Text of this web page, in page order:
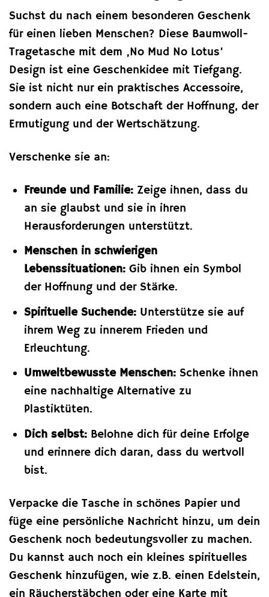
Suchst du nach einem besonderen Geschenk
für einen lieben Menschen? Diese Baumwoll-
Tragetasche mit dem ‚No Mud No Lotus‘
Design ist eine Geschenkidee mit Tiefgang.
Sie ist nicht nur ein praktisches Accessoire,
sondern auch eine Botschaft der Hoffnung, der
Ermutigung und der Wertschätzung.
Verschenke sie an:
Freunde und Familie:Zeige ihnen, dass du
an sie glaubst und sie in ihren
Herausforderungen unterstützt.
Menschen in schwierigen
Lebenssituationen:Gib ihnen ein Symbol
der Hoffnung und der Stärke.
Spirituelle Suchende:Unterstütze sie auf
ihrem Weg zu innerem Frieden und
Erleuchtung.
Umweltbewusste Menschen:Schenke ihnen
eine nachhaltige Alternative zu
Plastiktüten.
Dich selbst:Belohne dich für deine Erfolge
und erinnere dich daran, dass du wertvoll
bist.
Verpacke die Tasche in schönes Papier und
füge eine persönliche Nachricht hinzu, um dein
Geschenk noch bedeutungsvoller zu machen.
Du kannst auch noch ein kleines spirituelles
Geschenk hinzufügen, wie z.B. einen Edelstein,
ein Räucherstäbchen oder eine Karte mit